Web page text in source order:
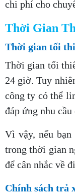
chi phí cho
Thời Gian
Thời gian tối
Thời gian tối
24 giờ. Tuy
công ty có thể
đáp ứng nhu cầu
Vì vậy, nếu
trong thời gian
để cân nhắc về
Chính sách trả